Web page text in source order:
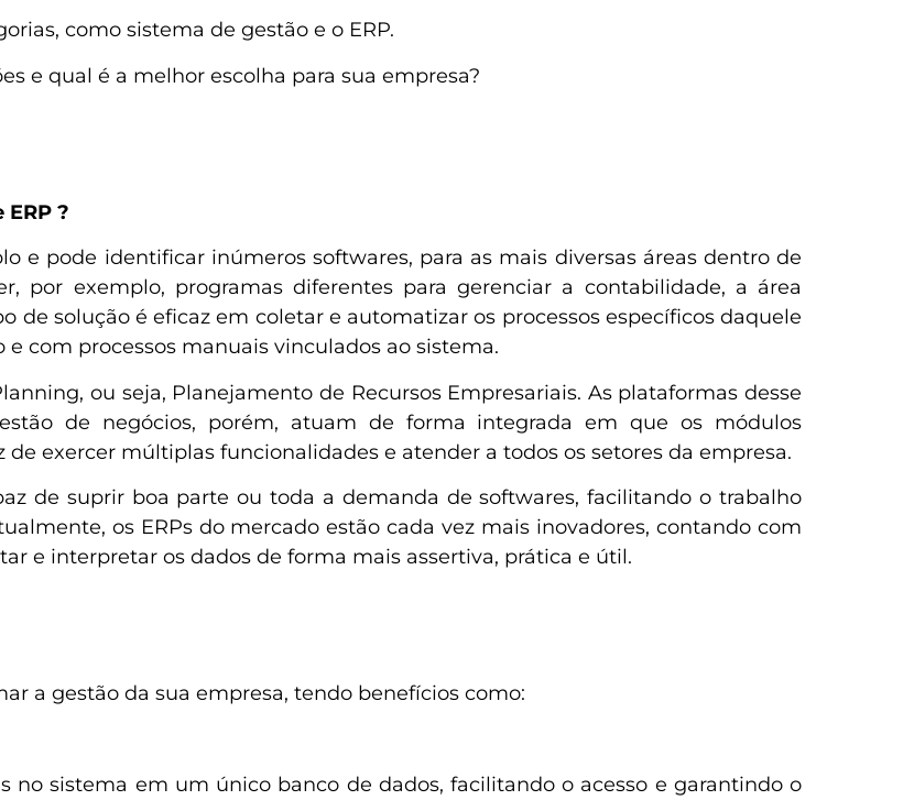
como sistema de gestão e o ERP.
e qual é a melhor escolha para sua empresa?
?
e pode identificar inúmeros softwares, para as mais diversas áreas dentro de
por exemplo, programas diferentes para gerenciar a contabilidade, a área
de solução é eficaz em coletar e automatizar os processos específicos daquele
com processos manuais vinculados ao sistema.
ou seja, Planejamento de Recursos Empresariais. As plataformas desse
de negócios, porém, atuam de forma integrada em que os módulos
exercer múltiplas funcionalidades e atender a todos os setores da empresa.
de suprir boa parte ou toda a demanda de softwares, facilitando o trabalho
os ERPs do mercado estão cada vez mais inovadores, contando com
e interpretar os dados de forma mais assertiva, prática e útil.
a gestão da sua empresa, tendo benefícios como:
no sistema em um único banco de dados, facilitando o acesso e garantindo o